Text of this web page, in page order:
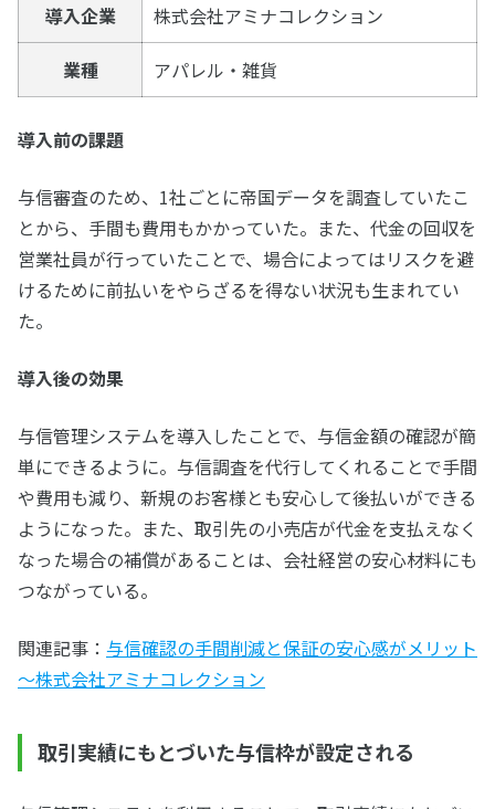
導入企業 株式会社アミナコレクション
業種 アパレル・雑貨
導入前の課題
与信審査のため、1社ごとに帝国データを調査していたこ
とから、手間も費用もかかっていた。また、代金の回収を
営業社員が行っていたことで、場合によってはリスクを避
けるために前払いをやらざるを得ない状況も生まれてい
た。
導入後の効果
与信管理システムを導入したことで、与信金額の確認が簡
単にできるように。与信調査を代行してくれることで手間
や費用も減り、新規のお客様とも安心して後払いができる
ようになった。また、取引先の小売店が代金を支払えなく
なった場合の補償があることは、会社経営の安心材料にも
つながっている。
関連記事： 与信確認の手間削減と保証の安心感がメリット
～株式会社アミナコレクション
取引実績にもとづいた与信枠が設定される